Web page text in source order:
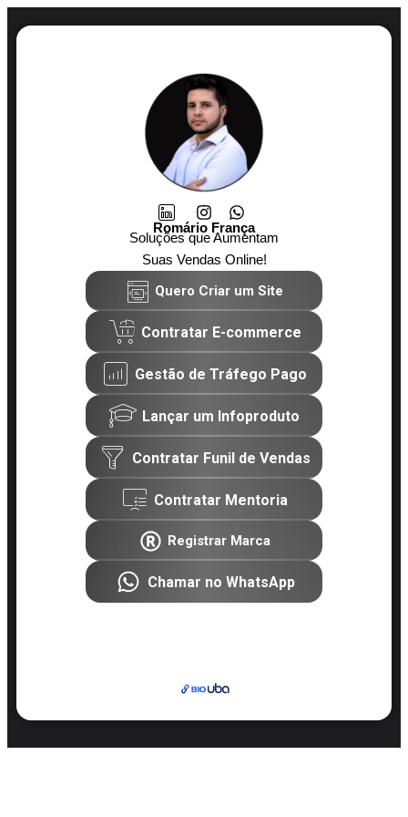
Romário França
Soluções que Aumentam
Suas Vendas Online!
Quero Criar um Site
Contratar E-commerce
Gestão de Tráfego Pago
Lançar um Infoproduto
Contratar Funil de Vendas
Contratar Mentoria
Registrar Marca
Chamar no WhatsApp